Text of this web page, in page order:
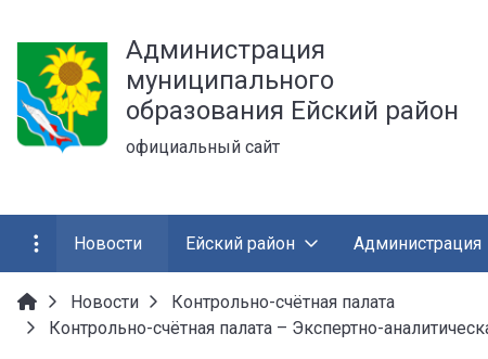
Администрация
муниципального
образования Ейский район
официальный сайт
Новости Ейский район Администрация
Новости
Контрольно-счётная палата
Контрольно-счётная палата – Экспертно-